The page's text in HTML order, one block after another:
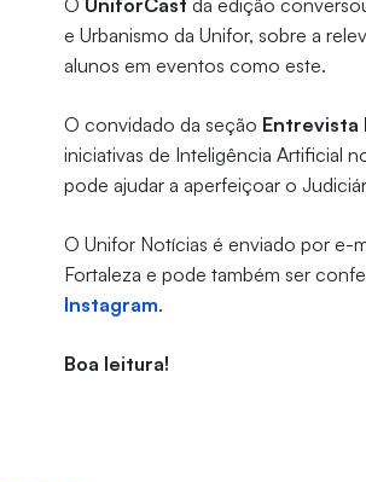
O UniforCast da edição
e Urbanismo da Unifor, sobre a
alunos em eventos como este.
O convidado da seção Entrevista
iniciativas de Inteligência Artificial
pode ajudar a aperfeiçoar o
O Unifor Notícias é enviado por e-
Fortaleza e pode também ser
Instagram.
Boa leitura!